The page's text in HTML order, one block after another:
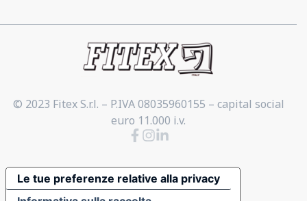
© 2023 Fitex S.r.l. – P.IVA 08035960155 – capital social
euro 11.000 i.v.
Le tue preferenze relative alla privacy